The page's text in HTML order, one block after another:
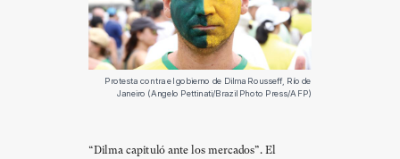
Protesta contra el gobierno de Dilma Rousseff, Río de
Janeiro (Angelo Pettinati/Brazil Photo Press/AFP)
“Dilma capituló ante los mercados”. El